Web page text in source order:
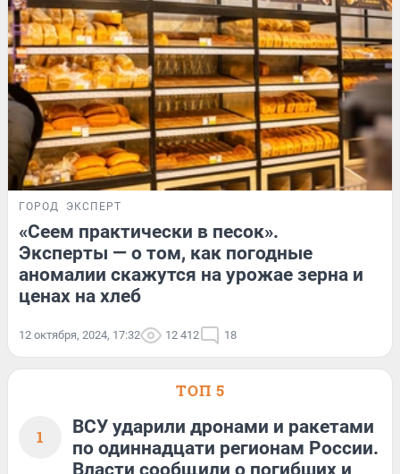
ГОРОД ЭКСПЕРТ
«Сеем практически в песок».
Эксперты — о том, как погодные
аномалии скажутся на урожае зерна и
ценах на хлеб
12 октября, 2024, 17:32 12 412 18
ТОП 5
1
ВСУ ударили дронами и ракетами
по одиннадцати регионам России.
Власти сообщили о погибших и